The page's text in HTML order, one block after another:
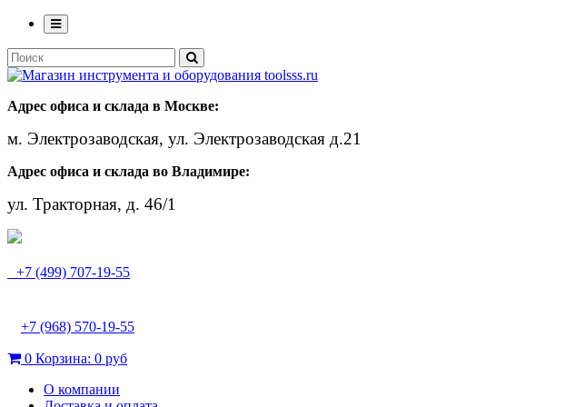
Адрес офиса и склада в Москве:
м. Электрозаводская, ул. Электрозаводская д.21
Адрес офиса и склада во Владимире:
ул. Тракторная, д. 46/1
+7 (499) 707-19-55
+7 (968) 570-19-55
0 Корзина: 0 руб
О компании